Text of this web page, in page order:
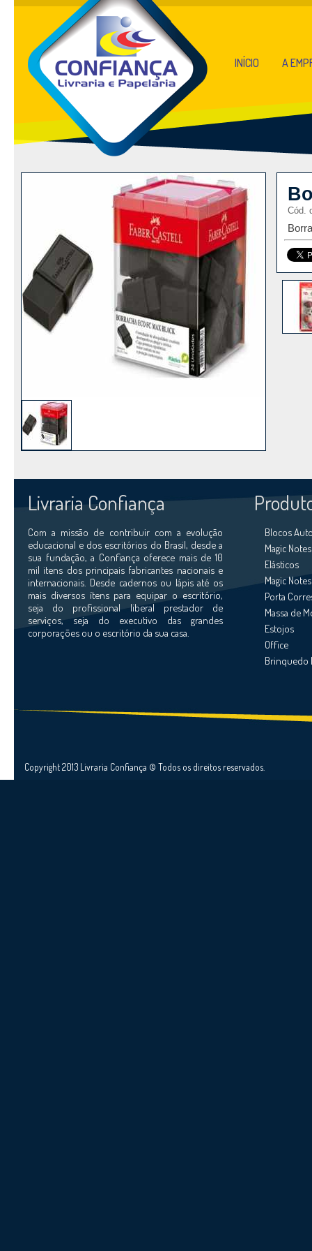
INÍCIO A
Cód.
Livraria Confiança
Com a missão de contribuir com a evolução
educacional e dos escritórios do Brasil, desde a
sua fundação, a Confiança oferece mais de 10
mil itens dos principais fabricantes nacionais e
internacionais. Desde cadernos ou lápis até os
mais diversos ítens para equipar o escritório,
seja do profissional liberal prestador de
serviços, seja do executivo das grandes
corporações ou o escritório da sua casa.
Blocos
Magic
Elásticos
Magic
Porta
Massa de
Estojos
Office
Brinquedo
Copyright 2013 Livraria Confiança © Todos os direitos reservados.